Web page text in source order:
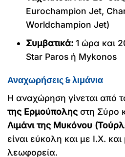
Eurochampion Jet,
Worldchampion Jet)
Συμβατικά:1 ώρα και
Star Paros ή Mykonos
Αναχωρήσεις & λιμάνια
Η αναχώρηση γίνεται από
της Ερμούπολης στη Σύρο
Λιμάνι της Μυκόνου
είναι εύκολη και με Ι.Χ. και
λεωφορεία.